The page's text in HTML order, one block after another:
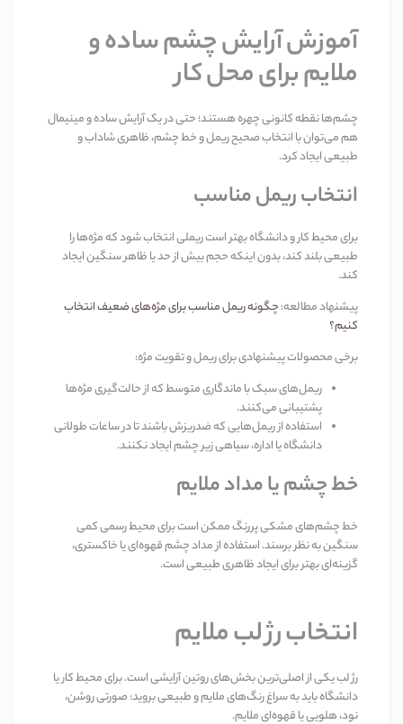
آموزش آرایش چشم ساده و
ملایم برای محل کار
چشم‌ها نقطه کانونی چهره هستند؛ حتی در یک آرایش ساده و مینیمال
هم می‌توان با انتخاب صحیح ریمل و خط چشم، ظاهری شاداب و
طبیعی ایجاد کرد.
انتخاب ریمل مناسب
برای محیط کار و دانشگاه بهتر است ریملی انتخاب شود که مژه‌ها را
طبیعی بلند کند، بدون اینکه حجم بیش از حد یا ظاهر سنگین ایجاد
کند.
پیشنهاد مطالعه:چگونه ریمل مناسب برای مژه‌های ضعیف انتخاب
کنیم؟
برخی محصولات پیشنهادی برای ریمل و تقویت مژه:
ریمل‌های سبک با ماندگاری متوسط که از حالت‌گیری مژه‌ها
پشتیبانی می‌کنند.
استفاده از ریمل‌هایی که ضدریزش باشند تا در ساعات طولانی
دانشگاه یا اداره، سیاهی زیر چشم ایجاد نکنند.
خط چشم یا مداد ملایم
خط چشم‌های مشکی پررنگ ممکن است برای محیط رسمی کمی
سنگین به نظر برسند. استفاده از مداد چشم قهوه‌ای یا خاکستری،
گزینه‌ای بهتر برای ایجاد ظاهری طبیعی است.
انتخاب رژ لب ملایم
رژ لب یکی از اصلی‌ترین بخش‌های روتین آرایشی است. برای محیط کار یا
دانشگاه باید به سراغ رنگ‌های ملایم و طبیعی بروید: صورتی روشن،
نود، هلویی یا قهوه‌ای ملایم.